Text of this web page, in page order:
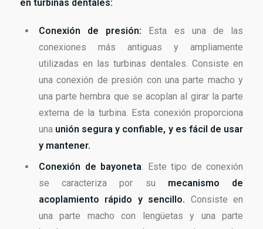
en turbinas dentales:
Conexión de presión: Esta es una de las
conexiones más antiguas y ampliamente
utilizadas en las turbinas dentales. Consiste en
una conexión de presión con una parte macho y
una parte hembra que se acoplan al girar la parte
externa de la turbina. Esta conexión proporciona
una unión segura y confiable, y es fácil de usar
y mantener.
Conexión de bayoneta: Este tipo de conexión
se caracteriza por su mecanismo de
acoplamiento rápido y sencillo. Consiste en
una parte macho con lengüetas y una parte